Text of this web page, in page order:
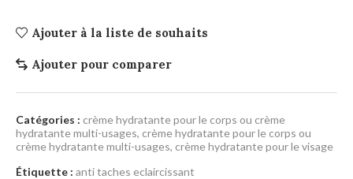
Ajouter à la liste de souhaits
Ajouter pour comparer
Catégories : crème hydratante pour le corps ou crème
hydratante multi-usages, crème hydratante pour le corps ou
crème hydratante multi-usages, crème hydratante pour le visage
Étiquette : anti taches eclaircissant